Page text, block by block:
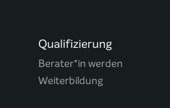
Qualifizierung
Berater*in werden
Weiterbildung